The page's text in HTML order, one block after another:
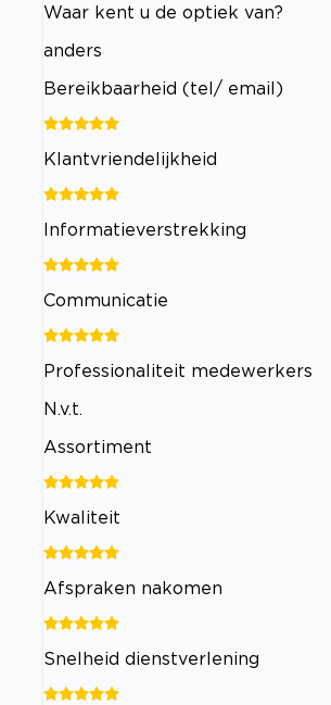
Waar kent u de optiek van?
anders
Bereikbaarheid (tel/ email)
Klantvriendelijkheid
Informatieverstrekking
Communicatie
Professionaliteit medewerkers
N.v.t.
Assortiment
Kwaliteit
Afspraken nakomen
Snelheid dienstverlening